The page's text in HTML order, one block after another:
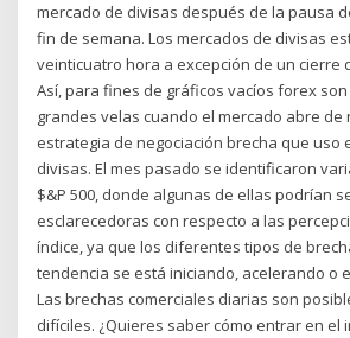
mercado de divisas después de la pausa
fin de semana. Los mercados de divisas
veinticuatro hora a excepción de un cierre
Así, para fines de gráficos vacíos forex
grandes velas cuando el mercado abre de
estrategia de negociación brecha que uso
divisas. El mes pasado se identificaron
$&P 500, donde algunas de ellas podrían
esclarecedoras con respecto a las
índice, ya que los diferentes tipos de
tendencia se está iniciando, acelerando o
Las brechas comerciales diarias son
difíciles. ¿Quieres saber cómo entrar en el